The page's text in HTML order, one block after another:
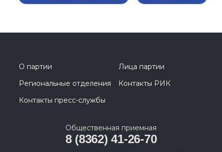
О партии
Лица партии
Региональные отделения
Контакты РИК
Контакты пресс-службы
Общественная приемная
8 (8362) 41-26-70